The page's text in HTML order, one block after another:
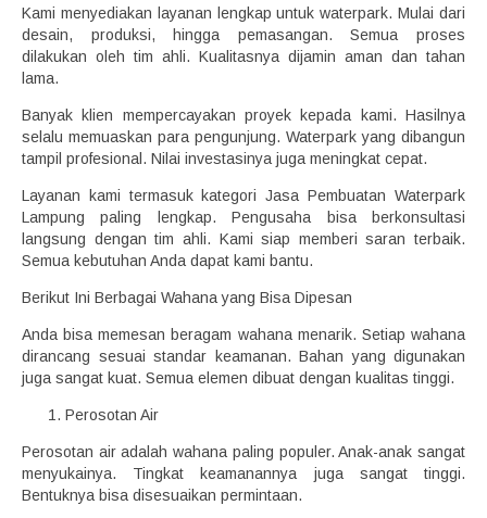
Kami menyediakan layanan lengkap untuk waterpark. Mulai dari
desain, produksi, hingga pemasangan. Semua proses
dilakukan oleh tim ahli. Kualitasnya dijamin aman dan tahan
lama.
Banyak klien mempercayakan proyek kepada kami. Hasilnya
selalu memuaskan para pengunjung. Waterpark yang dibangun
tampil profesional. Nilai investasinya juga meningkat cepat.
Layanan kami termasuk kategori Jasa Pembuatan Waterpark
Lampung paling lengkap. Pengusaha bisa berkonsultasi
langsung dengan tim ahli. Kami siap memberi saran terbaik.
Semua kebutuhan Anda dapat kami bantu.
Berikut Ini Berbagai Wahana yang Bisa Dipesan
Anda bisa memesan beragam wahana menarik. Setiap wahana
dirancang sesuai standar keamanan. Bahan yang digunakan
juga sangat kuat. Semua elemen dibuat dengan kualitas tinggi.
Perosotan Air
Perosotan air adalah wahana paling populer. Anak-anak sangat
menyukainya. Tingkat keamanannya juga sangat tinggi.
Bentuknya bisa disesuaikan permintaan.